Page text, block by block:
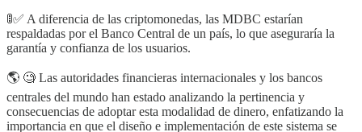
🚦✅ A diferencia de las criptomonedas, las MDBC estarían
respaldadas por el Banco Central de un país, lo que aseguraría la
garantía y confianza de los usuarios.
🌎 🧐 Las autoridades financieras internacionales y los bancos
centrales del mundo han estado analizando la pertinencia y
consecuencias de adoptar esta modalidad de dinero, enfatizando la
importancia en que el diseño e implementación de este sistema se